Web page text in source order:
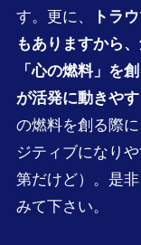
す。更に、
トラ
もありますから
「心の燃料」を
が活発に動きや
の燃料を創る際
ジティブになり
第だけど）。是
みて下さい。